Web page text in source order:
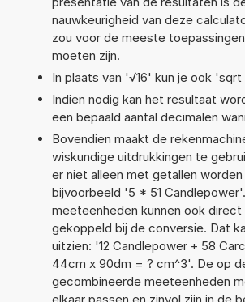
nauwkeurigheid van deze
zou voor de meeste
moeten zijn.
In plaats van '√16' kun je ook 'sqrt
Indien nodig kan het resultaat
een bepaald aantal decimalen
Bovendien maakt de
wiskundige uitdrukkingen te
er niet alleen met getallen
bijvoorbeeld '5 * 51
meeteenheden kunnen ook direct
gekoppeld bij de conversie. Dat
uitzien: '12 Candlepower + 58
44cm x 90dm = ? cm^3'. De op
gecombineerde meeteenheden
elkaar passen en zinvol zijn in de